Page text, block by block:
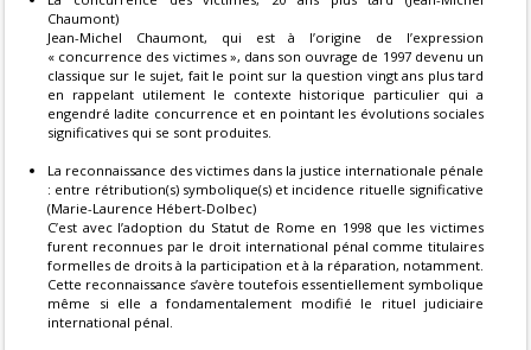
Chaumont)
Jean-Michel Chaumont, qui est à l’origine de l’expression
« concurrence des victimes », dans son ouvrage de 1997 devenu un
classique sur le sujet, fait le point sur la question vingt ans plus tard
en rappelant utilement le contexte historique particulier qui a
engendré ladite concurrence et en pointant les évolutions sociales
significatives qui se sont produites.
La reconnaissance des victimes dans la justice internationale pénale
: entre rétribution(s) symbolique(s) et incidence rituelle significative
(Marie-Laurence Hébert-Dolbec)
C’est avec l’adoption du Statut de Rome en 1998 que les victimes
furent reconnues par le droit international pénal comme titulaires
formelles de droits à la participation et à la réparation, notamment.
Cette reconnaissance s’avère toutefois essentiellement symbolique
même si elle a fondamentalement modifié le rituel judiciaire
international pénal.